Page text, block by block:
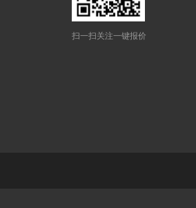
扫一扫关注一键报价